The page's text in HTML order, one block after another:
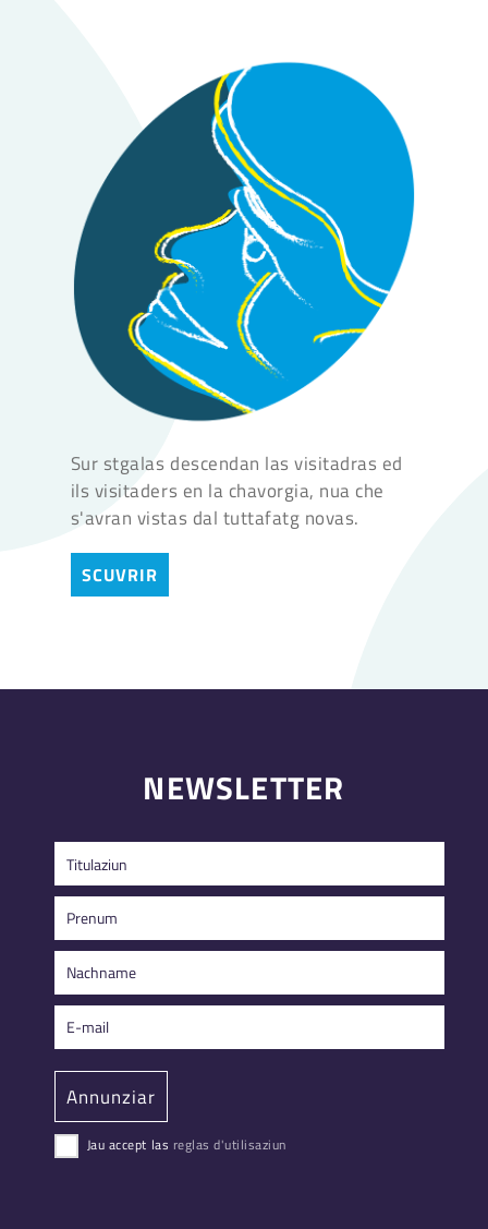
Sur stgalas descendan las visitadras ed
ils visitaders en la chavorgia, nua che
s'avran vistas dal tuttafatg novas.
SCUVRIR
NEWSLETTER
Jau accept las reglas d'utilisaziun